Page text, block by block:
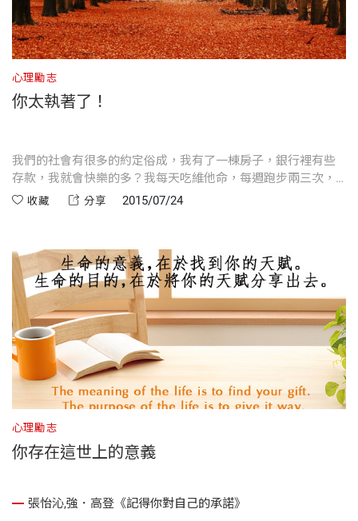
心理勵志
你太執著了！
我們的社會有很多的約定俗成，我有了一棟房子，銀行裡有些
存款，我就會快樂的多？我每天吃維他命，每週跑步兩三次，
這樣就會很健康？也許吧，維他命多吃也反正無害，而且真的
收藏 分享 2015/07/24
心理勵志
你存在這世上的意義
張怡沁,強．高登《記得你對自己的承諾》